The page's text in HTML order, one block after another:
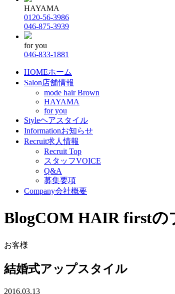
HAYAMA
0120-56-3986
046-875-3939
for you
046-833-1881
HOMEホーム
Salon店舗情報
mode hair Brown
HAYAMA
for you
Styleヘアスタイル
Informationお知らせ
Recruit求人情報
Recruit Top
スタッフVOICE
Q&A
募集要項
Company会社概要
BlogCOM HAIR firstの
お客様
結婚式アップスタイル
2016.03.13